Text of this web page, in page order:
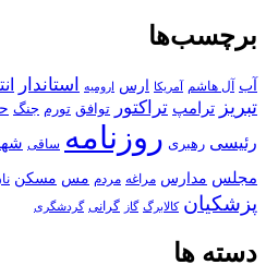
برچسب‌ها
آب آل هاشم آمریکا ارس ارومیه استاندار
تبریز ترامپ تراکتور توافق تورم جنگ
رئیسی رهبری روزنامه ساقی
مجلس مدارس مراغه مردم مس مسکن
پزشکیان کالابرگ گاز گرانی گردشگری
دسته ها